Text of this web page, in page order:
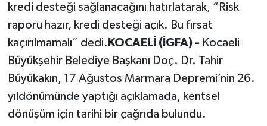
kredi desteği sağlanacağını hatırlatarak, “Risk
raporu hazır, kredi desteği açık. Bu fırsat
kaçırılmamalı” dedi. KOCAELİ (İGFA) - Kocaeli
Büyükşehir Belediye Başkanı Doç. Dr. Tahir
Büyükakın, 17 Ağustos Marmara Depremi’nin 26.
yıldönümünde yaptığı açıklamada, kentsel
dönüşüm için tarihi bir çağrıda bulundu.